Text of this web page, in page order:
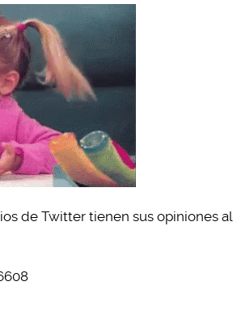
de Twitter tienen sus opiniones al